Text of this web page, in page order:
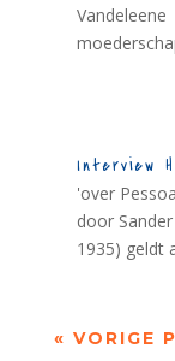
Interview
'over
door
1935) geldt
« VORIGE